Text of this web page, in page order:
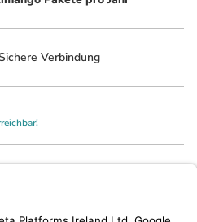
Verbindung